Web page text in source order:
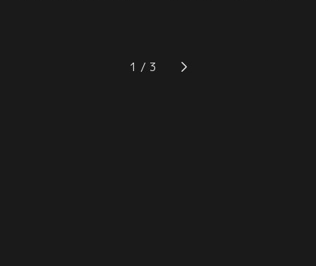
フクシャチョウからデュエマを挑ま
れたカイザ。ついにD4の頂点に君臨
ちらが勝利するのか！総集編との二
本立てスペシャルだぞ！【提供：バ
1